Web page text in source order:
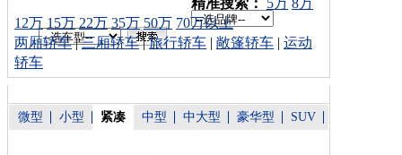
精准搜索： 5万 8万
12万 15万 22万 35万 50万 70万以上
两厢轿车|三厢轿车|旅行轿车 | 敞篷轿车 | 运动
轿车
微型 小型 紧凑 中型 中大型 豪华型 SUV